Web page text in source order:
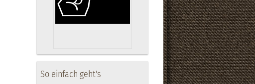
So einfach geht's